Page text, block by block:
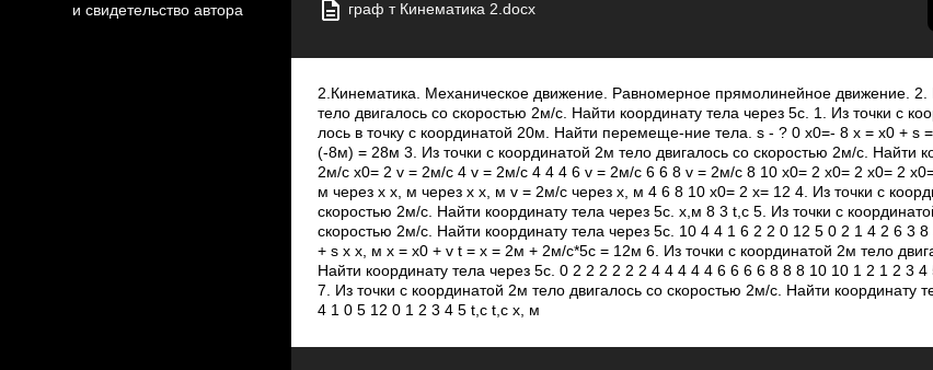
и свидетельство автора
граф т Кинематика 2.docx
2.Кинематика. Механическое движение. Равномерное прямолинейное движение. 2.
тело двигалось со скоростью 2м/с. Найти координату тела через 5с. 1. Из точки с
лось в точку с координатой 20м. Найти перемеще-ние тела. s - ? 0 х0=- 8 х = х0 + s
(-8м) = 28м 3. Из точки с координатой 2м тело двигалось со скоростью 2м/с. Найти
2м/с х0= 2 v = 2м/с 4 v = 2м/с 4 4 4 6 v = 2м/с 6 6 8 v = 2м/с 8 10 х0= 2 х0= 2 х0= 2
м через х х, м через х х, м v = 2м/с через х, м 4 6 8 10 х0= 2 х= 12 4. Из точки с
скоростью 2м/с. Найти координату тела через 5с. х,м 8 3 t,с 5. Из точки с
скоростью 2м/с. Найти координату тела через 5с. 10 4 4 1 6 2 2 0 12 5 0 2 1 4 2 6 3
+ s х х, м х = х0 + v t = х = 2м + 2м/с*5с = 12м 6. Из точки с координатой 2м тело
Найти координату тела через 5с. 0 2 2 2 2 2 2 4 4 4 4 4 6 6 6 6 8 8 8 10 10 1 2 1 2 3
7. Из точки с координатой 2м тело двигалось со скоростью 2м/с. Найти координату
4 1 0 5 12 0 1 2 3 4 5 t,с t,с х, м